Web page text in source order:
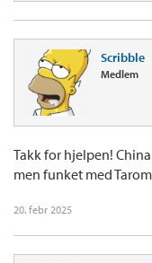
Scribble
Medlem
Takk for hjelpen!
men funket med
20. febr 2025